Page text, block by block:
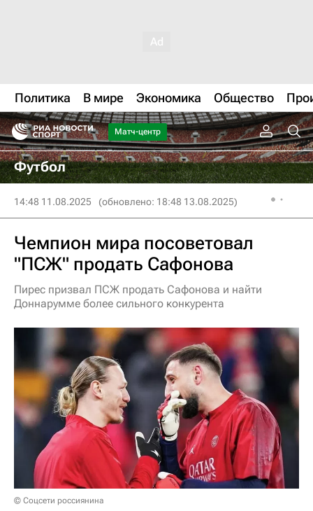
Политика В мире Экономика Общество
Матч-центр
Футбол
14:48 11.08.2025 (обновлено: 18:48 13.08.2025)
Чемпион мира посоветовал
"ПСЖ" продать Сафонова
Пирес призвал ПСЖ продать Сафонова и найти
Доннарумме более сильного конкурента
© Соцсети россиянина